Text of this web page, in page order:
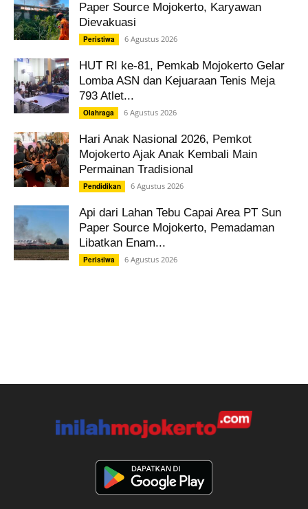
Paper Source Mojokerto, Karyawan
Dievakuasi
Peristiwa 6 Agustus 2026
HUT RI ke-81, Pemkab Mojokerto Gelar
Lomba ASN dan Kejuaraan Tenis Meja
793 Atlet...
Olahraga 6 Agustus 2026
Hari Anak Nasional 2026, Pemkot
Mojokerto Ajak Anak Kembali Main
Permainan Tradisional
Pendidikan 6 Agustus 2026
Api dari Lahan Tebu Capai Area PT Sun
Paper Source Mojokerto, Pemadaman
Libatkan Enam...
Peristiwa 6 Agustus 2026